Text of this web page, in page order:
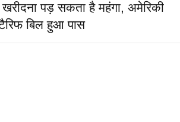
पड़ सकता है महंगा, अमेरिकी
बिल हुआ पास